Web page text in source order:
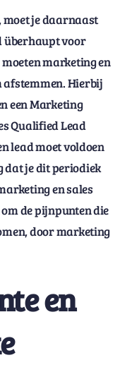
moet je daarnaast
überhaupt voor
marketing en
afstemmen. Hierbij
een Marketing
Qualified Lead
lead moet voldoen
dat je dit periodiek
en sales
de pijnpunten die
door marketing
en